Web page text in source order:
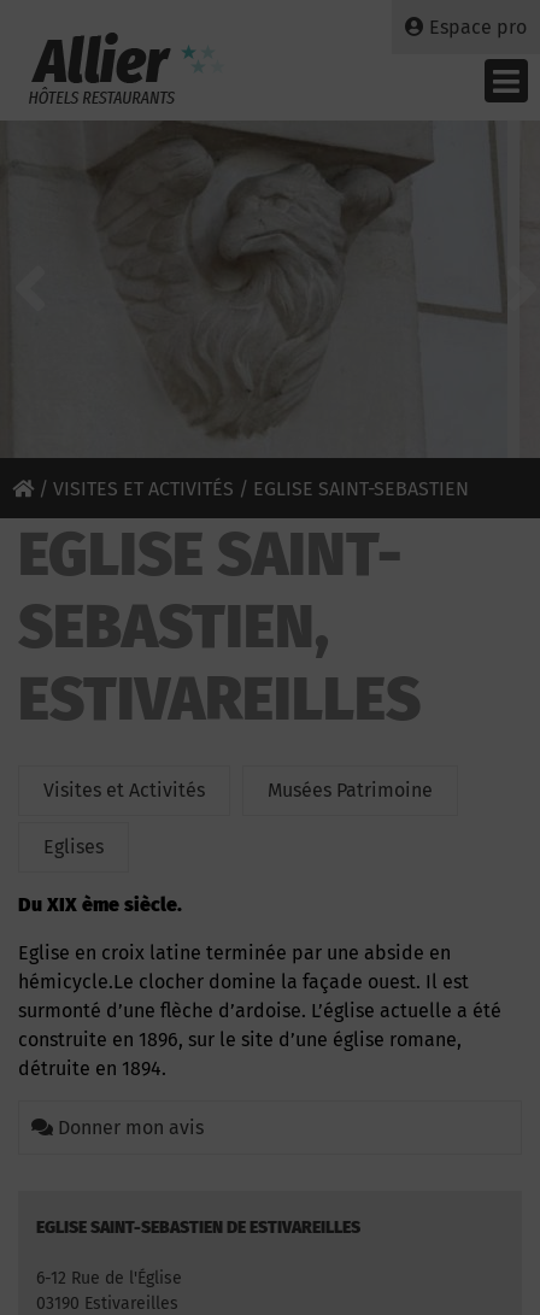
Espace pro
/ VISITES ET ACTIVITÉS / EGLISE SAINT-SEBASTIEN
EGLISE SAINT-
SEBASTIEN,
ESTIVAREILLES
Visites et Activités Musées Patrimoine
Eglises
Du XIX ème siècle.
Eglise en croix latine terminée par une abside en
hémicycle.Le clocher domine la façade ouest. Il est
surmonté d’une flèche d’ardoise. L’église actuelle a été
construite en 1896, sur le site d’une église romane,
détruite en 1894.
Donner mon avis
EGLISE SAINT-SEBASTIEN DE ESTIVAREILLES
6-12 Rue de l'Église
03190 Estivareilles